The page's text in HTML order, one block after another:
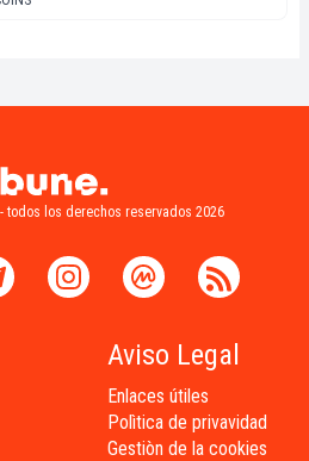
todos los derechos reservados 2026
Aviso Legal
Enlaces útiles
Polìtica de privavidad
Gestiòn de la cookies